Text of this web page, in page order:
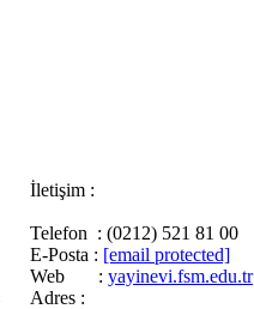
İletişim :
Telefon : (0212) 521 81 00
E-Posta : [email protected]
Web : yayinevi.fsm.edu.tr
Adres :